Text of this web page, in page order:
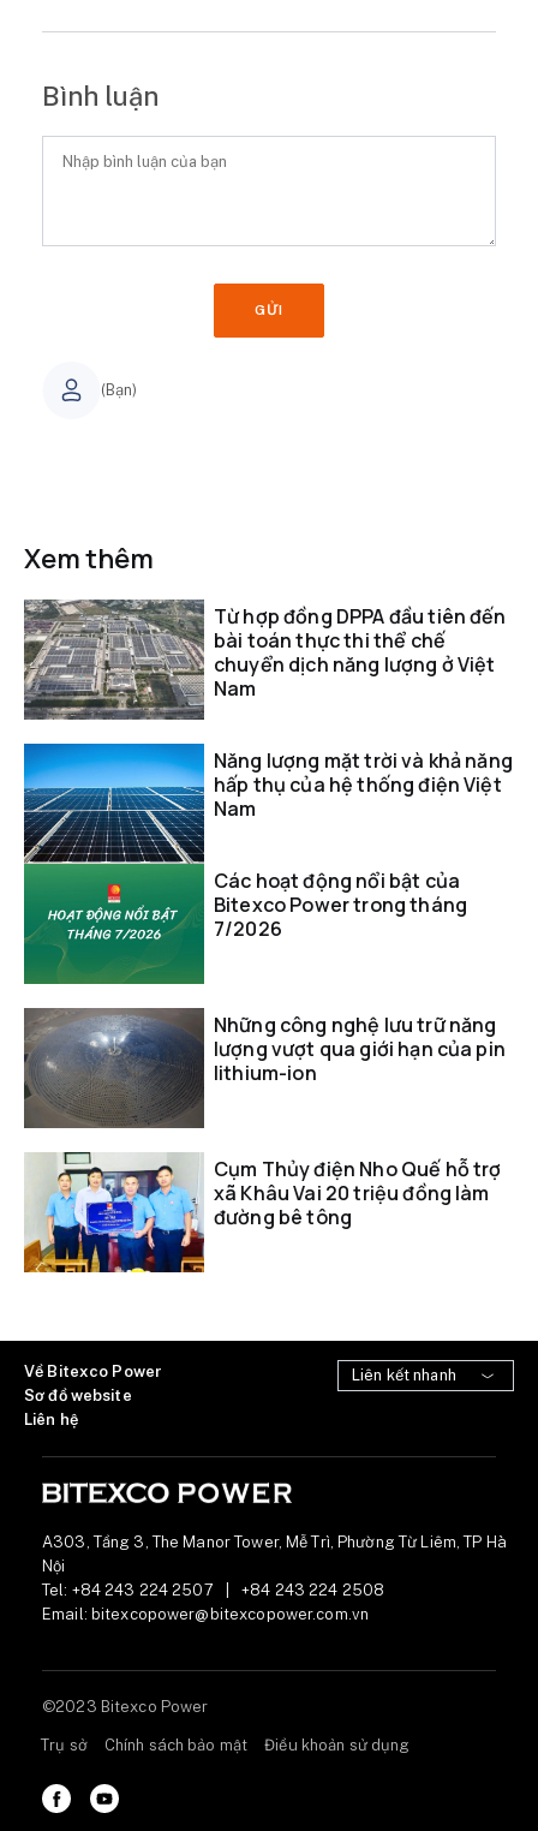
Bình luận
(Bạn)
GỬI
Xem thêm
Từ hợp đồng DPPA đầu tiên đến
bài toán thực thi thể chế
chuyển dịch năng lượng ở Việt
Nam
Năng lượng mặt trời và khả năng
hấp thụ của hệ thống điện Việt
Nam
Các hoạt động nổi bật của
Bitexco Power trong tháng
7/2026
Những công nghệ lưu trữ năng
lượng vượt qua giới hạn của pin
lithium-ion
Cụm Thủy điện Nho Quế hỗ trợ
xã Khâu Vai 20 triệu đồng làm
đường bê tông
Về Bitexco Power
Sơ đồ website
Liên hệ
A303, Tầng 3, The Manor Tower, Mễ Trì, Phường Từ Liêm, TP Hà
Nội
Tel: +84 243 224 2507
+84 243 224 2508
Email: bitexcopower@bitexcopower.com.vn
©2023 Bitexco Power
Trụ sở Chính sách bảo mật Điều khoản sử dụng